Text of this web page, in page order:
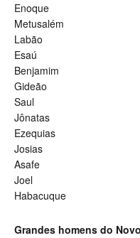
Enoque
Metusalém
Labão
Esaú
Benjamim
Gideão
Saul
Jônatas
Ezequias
Josias
Asafe
Joel
Habacuque
Grandes homens do